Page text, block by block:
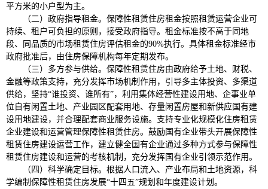
平方米的小户型为主。
（二）政府指导租金。保障性租赁住房租金按照租赁运营企业可
持续、租户可负担的原则，接受政府指导。租金标准按不高于同地
段、同品质的市场租赁住房评估租金的90%执行。具体租金标准经市
政府批准后，由住房保障机构每年定期发布。
（三）多方参与供给。保障性租赁住房由政府给予土地、财税、
金融等政策支持，充分发挥市场机制作用，引导多主体投资、多渠道
供给，坚持“谁投资、谁所有”，利用集体经营性建设用地、企事业单
位自有闲置土地、产业园区配套用地、存量闲置房屋和新供应国有建
设用地建设，并合理配套商业服务设施。支持专业化规模化住房租赁
企业建设和运营管理保障性租赁住房。鼓励国有企业带头开展保障性
租赁住房建设运营工作，建立健全国有企业通过多种方式参与保障性
租赁住房建设和运营的考核机制，充分发挥国有企业引领示范作用。
（四）科学确定目标。根据人口流入、产业布局和土地资源，科
学编制保障性租赁住房发展“十四五”规划和年度建设计划。